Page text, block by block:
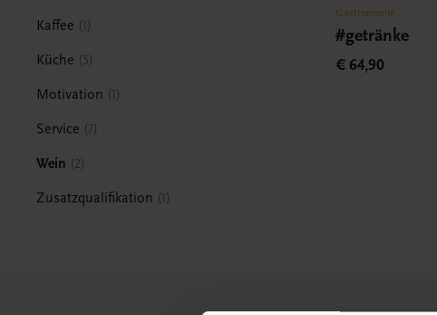
Kaffee 1
Küche 5
Motivation 1
Service 7
Wein 2
Zusatzqualifikation 1
Gastronomie
#getränke
€ 64,90